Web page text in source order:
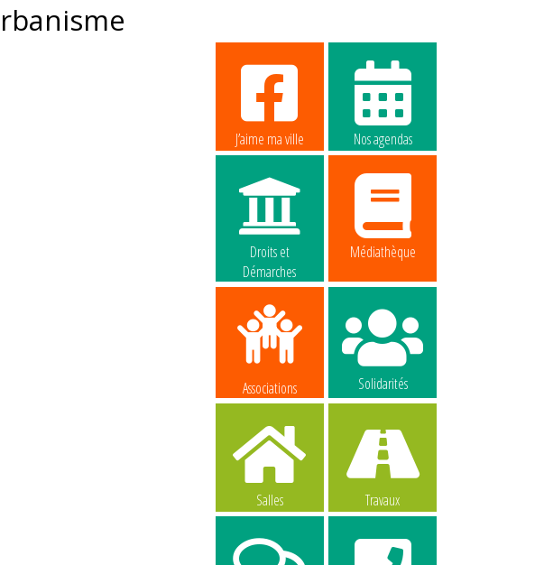
J’aime ma ville Nos agendas
Droits et
Démarches
Médiathèque
Associations Solidarités
Salles Travaux